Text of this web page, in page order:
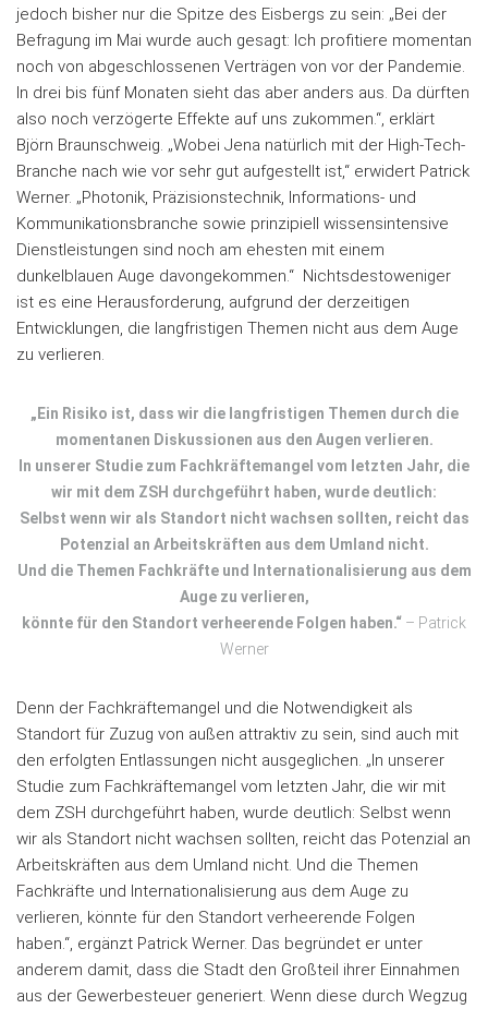
jedoch bisher nur die Spitze des Eisbergs zu sein: „Bei der
Befragung im Mai wurde auch gesagt: Ich profitiere momentan
noch von abgeschlossenen Verträgen von vor der Pandemie.
In drei bis fünf Monaten sieht das aber anders aus. Da dürften
also noch verzögerte Effekte auf uns zukommen.“, erklärt
Björn Braunschweig. „Wobei Jena natürlich mit der High-Tech-
Branche nach wie vor sehr gut aufgestellt ist,“ erwidert Patrick
Werner. „Photonik, Präzisionstechnik, Informations- und
Kommunikationsbranche sowie prinzipiell wissensintensive
Dienstleistungen sind noch am ehesten mit einem
dunkelblauen Auge davongekommen.“ Nichtsdestoweniger
ist es eine Herausforderung, aufgrund der derzeitigen
Entwicklungen, die langfristigen Themen nicht aus dem Auge
zu verlieren.
„Ein Risiko ist, dass wir die langfristigen Themen durch die
momentanen Diskussionen aus den Augen verlieren.
In unserer Studie zum Fachkräftemangel vom letzten Jahr, die
wir mit dem ZSH durchgeführt haben, wurde deutlich:
Selbst wenn wir als Standort nicht wachsen sollten, reicht das
Potenzial an Arbeitskräften aus dem Umland nicht.
Und die Themen Fachkräfte und Internationalisierung aus dem
Auge zu verlieren,
könnte für den Standort verheerende Folgen haben.“ – Patrick
Werner
Denn der Fachkräftemangel und die Notwendigkeit als
Standort für Zuzug von außen attraktiv zu sein, sind auch mit
den erfolgten Entlassungen nicht ausgeglichen. „In unserer
Studie zum Fachkräftemangel vom letzten Jahr, die wir mit
dem ZSH durchgeführt haben, wurde deutlich: Selbst wenn
wir als Standort nicht wachsen sollten, reicht das Potenzial an
Arbeitskräften aus dem Umland nicht. Und die Themen
Fachkräfte und Internationalisierung aus dem Auge zu
verlieren, könnte für den Standort verheerende Folgen
haben.“, ergänzt Patrick Werner. Das begründet er unter
anderem damit, dass die Stadt den Großteil ihrer Einnahmen
aus der Gewerbesteuer generiert. Wenn diese durch Wegzug